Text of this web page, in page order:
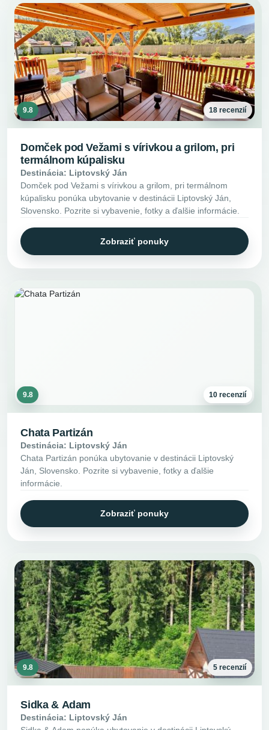
9.8 18 recenzií
Domček pod Vežami s vírivkou a grilom, pri
termálnom kúpalisku
Destinácia: Liptovský Ján
Domček pod Vežami s vírivkou a grilom, pri termálnom
kúpalisku ponúka ubytovanie v destinácii Liptovský Ján,
Slovensko. Pozrite si vybavenie, fotky a ďalšie informácie.
Zobraziť ponuky
9.8 10 recenzií
Chata Partizán
Destinácia: Liptovský Ján
Chata Partizán ponúka ubytovanie v destinácii Liptovský
Ján, Slovensko. Pozrite si vybavenie, fotky a ďalšie
informácie.
Zobraziť ponuky
9.8 5 recenzií
Sidka & Adam
Destinácia: Liptovský Ján